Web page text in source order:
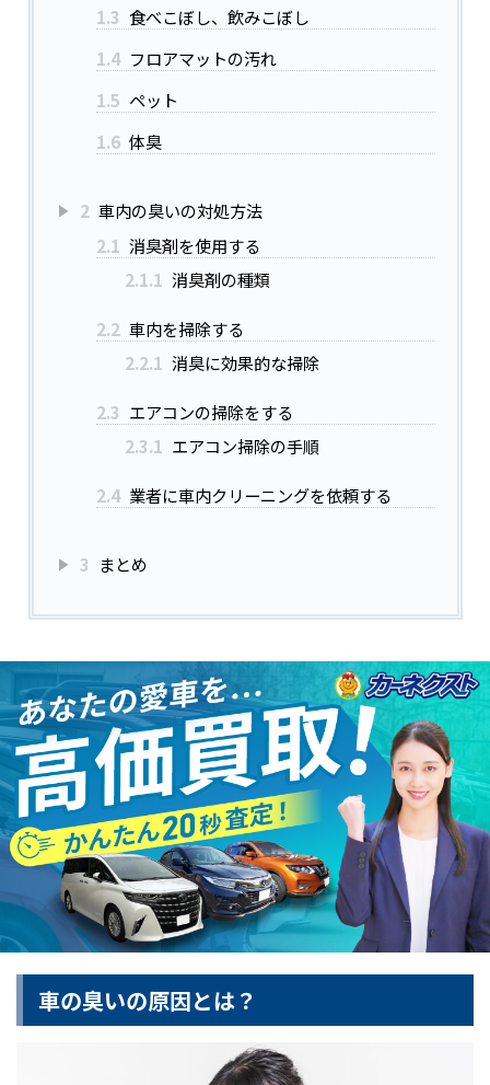
1.3 食べこぼし、飲みこぼし
1.4 フロアマットの汚れ
1.5 ペット
1.6 体臭
2 車内の臭いの対処方法
2.1 消臭剤を使用する
2.1.1 消臭剤の種類
2.2 車内を掃除する
2.2.1 消臭に効果的な掃除
2.3 エアコンの掃除をする
2.3.1 エアコン掃除の手順
2.4 業者に車内クリーニングを依頼する
3 まとめ
車の臭いの原因とは？